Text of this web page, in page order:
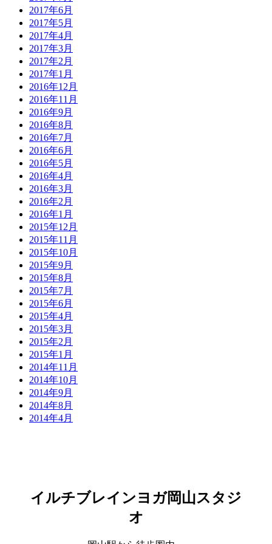
2017年6月
2017年5月
2017年4月
2017年3月
2017年2月
2017年1月
2016年12月
2016年11月
2016年9月
2016年8月
2016年7月
2016年6月
2016年5月
2016年4月
2016年3月
2016年2月
2016年1月
2015年12月
2015年11月
2015年10月
2015年9月
2015年8月
2015年7月
2015年6月
2015年4月
2015年3月
2015年2月
2015年1月
2014年11月
2014年10月
2014年9月
2014年8月
2014年4月
イルチブレインヨガ岡山スタジ
オ